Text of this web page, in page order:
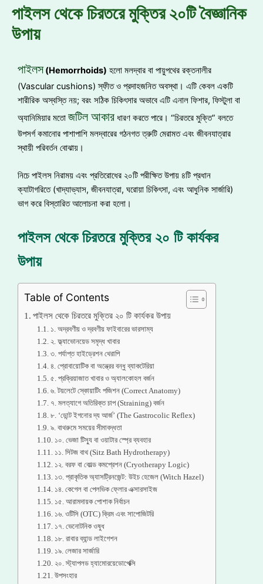
পাইলস থেকে চিরতরে মুক্তির ২০টি বৈজ্ঞানিক
উপায়
পাইলস(Hemorrhoids) হলো মলদ্বার বা পায়ুপথের রক্তনালীর
(Vascular cushions) স্ফীত ও প্রদাহজনিত অবস্থা। এটি কেবল একটি
শারীরিক অস্বস্তি নয়; বরং সঠিক চিকিৎসার অভাবে এটি এনাল ফিশার, ফিস্টুলা বা
অ্যানিমিয়ার মতো জটিল আকার ধারণ করতে পারে। “চিরতরে মুক্তি” বলতে
উপসর্গ কমানোর পাশাপাশি মলদ্বারের গঠনগত ত্রুটি মেরামত এবং জীবনযাত্রার
স্থায়ী পরিবর্তন বোঝায়।
নিচে পাইলস নিরাময় এবং প্রতিরোধের ২০টি পরীক্ষিত উপায় ৪টি প্রধান
ক্যাটাগরিতে (খাদ্যাভ্যাস, জীবনযাত্রা, ঘরোয়া চিকিৎসা, এবং আধুনিক সার্জারি)
ভাগ করে বিস্তারিত আলোচনা করা হলো।
পাইলস থেকে চিরতরে মুক্তির ২০ টি কার্যকর
উপায়
Table of Contents
পাইলস থেকে চিরতরে মুক্তির ২০ টি কার্যকর উপায়
১. অদ্রবণীয় ও দ্রবণীয় ফাইবারের ভারসাম্য
২. ফ্ল্যাভোনয়েড সমৃদ্ধ খাবার
৩. পর্যাপ্ত হাইড্রেশন থেরাপি
৪. প্রোবায়োটিক বা অন্ত্রের বন্ধু ব্যাকটেরিয়া
৫. প্রক্রিয়াজাত খাবার ও অ্যালকোহল বর্জন
৬. টয়লেটে স্কোয়াটিং পজিশন (Correct Anatomy)
৭. মলত্যাগে অতিরিক্ত চাপ (Straining) বর্জন
৮. ‘ডোন্ট ইগনোর দ্য আর্জ’ (The Gastrocolic Reflex)
৯. বাথরুমে সময়ের সীমাবদ্ধতা
১০. ভেজা টিস্যু বা ওয়াটার স্প্রে ব্যবহার
১১. সিটজ বাথ (Sitz Bath Hydrotherapy)
১২. বরফ বা কোল্ড কমপ্রেশন (Cryotherapy Logic)
১৩. প্রাকৃতিক অ্যাসট্রিনজেন্ট: উইচ হেজেল (Witch Hazel)
১৪. কেগেল বা পেলভিক ফ্লোর এক্সারসাইজ
১৫. আরামদায়ক পোশাক নির্বাচন
১৬. ওটিসি (OTC) ক্রিম এবং সাপোজিটরি
১৭. ভেনোটনিক ওষুধ
১৮. রাবার ব্যান্ড লাইগেশন
১৯. লেজার সার্জারি
২০. স্ট্যাপলড হ্যামোরয়েডোপেক্সি
উপসংহার